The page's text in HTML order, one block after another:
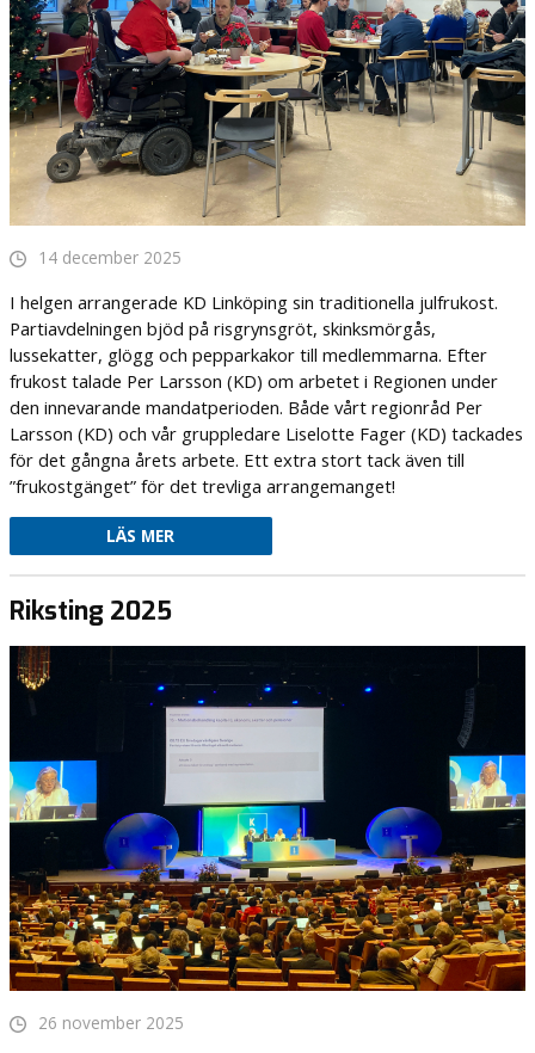
14 december 2025
I helgen arrangerade KD Linköping sin traditionella julfrukost.
Partiavdelningen bjöd på risgrynsgröt, skinksmörgås,
lussekatter, glögg och pepparkakor till medlemmarna. Efter
frukost talade Per Larsson (KD) om arbetet i Regionen under
den innevarande mandatperioden. Både vårt regionråd Per
Larsson (KD) och vår gruppledare Liselotte Fager (KD) tackades
för det gångna årets arbete. Ett extra stort tack även till
”frukostgänget” för det trevliga arrangemanget!
LÄS MER
Riksting 2025
26 november 2025